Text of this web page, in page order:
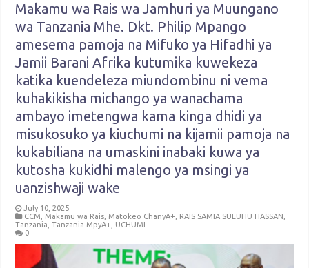
Makamu wa Rais wa Jamhuri ya Muungano
wa Tanzania Mhe. Dkt. Philip Mpango
amesema pamoja na Mifuko ya Hifadhi ya
Jamii Barani Afrika kutumika kuwekeza
katika kuendeleza miundombinu ni vema
kuhakikisha michango ya wanachama
ambayo imetengwa kama kinga dhidi ya
misukosuko ya kiuchumi na kijamii pamoja na
kukabiliana na umaskini inabaki kuwa ya
kutosha kukidhi malengo ya msingi ya
uanzishwaji wake
July 10, 2025
CCM
Makamu wa Rais Matokeo ChanyA+ RAIS SAMIA SULUHU HASSAN
Tanzania ,Tanzania MpyA+
UCHUMI
0